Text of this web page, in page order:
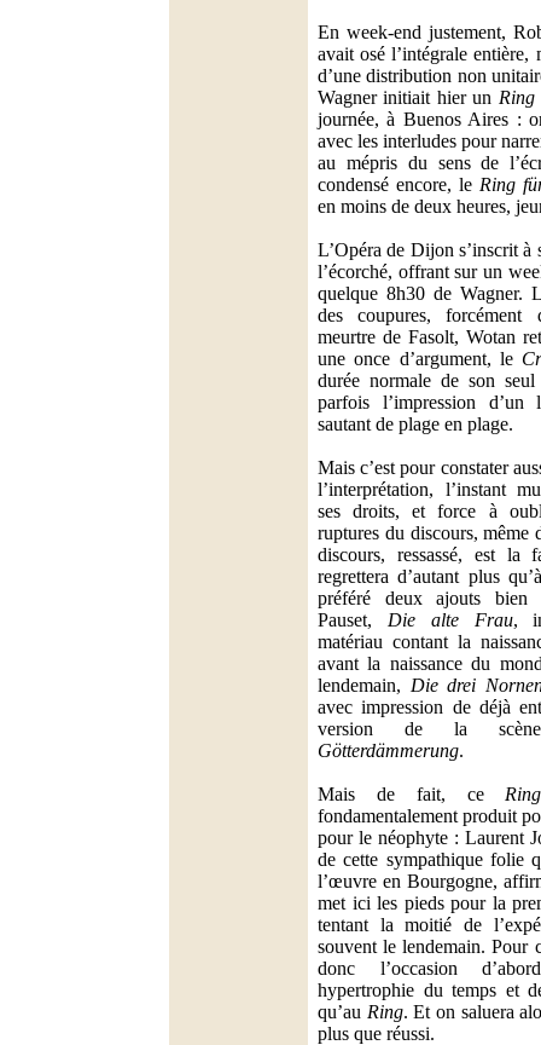
En week-end justement,
avait osé l’intégrale entière,
d’une distribution non
Wagner initiait hier un Ring
journée, à Buenos Aires :
avec les interludes pour
au mépris du sens de
condensé encore, le Ring
en moins de deux heures,
L’Opéra de Dijon s’inscrit à
l’écorché, offrant sur un
quelque 8h30 de Wagner.
des coupures, forcément
meurtre de Fasolt, Wotan
une once d’argument, le
durée normale de son
parfois l’impression
sautant de plage en plage.
Mais c’est pour constater
l’interprétation, l’instant
ses droits, et force à
ruptures du discours, même
discours, ressassé, est la
regrettera d’autant plus
préféré deux ajouts bien
Pauset, Die alte Frau,
matériau contant la
avant la naissance du
lendemain, Die drei
avec impression de déjà
version de la
Götterdämmerung.
Mais de fait, ce
fondamentalement produit
pour le néophyte : Laurent
de cette sympathique folie
l’œuvre en Bourgogne,
met ici les pieds pour la
tentant la moitié de
souvent le lendemain. Pour
donc l’occasion
hypertrophie du temps et
qu’au Ring. Et on saluera
plus que réussi.